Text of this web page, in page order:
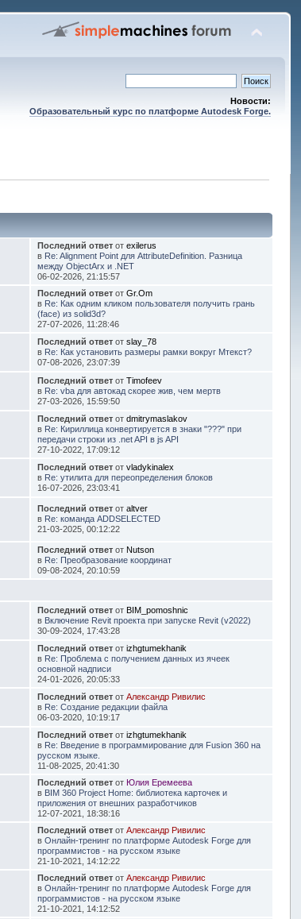
Новости:
Образовательный курс по платформе Autodesk Forge.
Последний ответот exilerus
в Re: Alignment Point для AttributeDefinition. Разница
между ObjectArx и .NET
06-02-2026, 21:15:57
Последний ответот Gr.Om
в Re: Как одним кликом пользователя получить грань
(face) из solid3d?
27-07-2026, 11:28:46
Последний ответот slay_78
в Re: Как установить размеры рамки вокруг Мтекст?
07-08-2026, 23:07:39
Последний ответот Timofeev
в Re: vba для автокад скорее жив, чем мертв
27-03-2026, 15:59:50
Последний ответот dmitrymaslakov
в Re: Кириллица конвертируется в знаки "???" при
передачи строки из .net API в js API
27-10-2022, 17:09:12
Последний ответот vladykinalex
в Re: утилита для переопределения блоков
16-07-2026, 23:03:41
Последний ответот altver
в Re: команда ADDSELECTED
21-03-2025, 00:12:22
Последний ответот Nutson
в Re: Преобразование координат
09-08-2024, 20:10:59
Последний ответот BIM_pomoshnic
в Включение Revit проекта при запуске Revit (v2022)
30-09-2024, 17:43:28
Последний ответот izhgtumekhanik
в Re: Проблема с получением данных из ячеек
основной надписи
24-01-2026, 20:05:33
Последний ответот Александр Ривилис
в Re: Создание редакции файла
06-03-2020, 10:19:17
Последний ответот izhgtumekhanik
в Re: Введение в программирование для Fusion 360 на
русском языке.
11-08-2025, 20:41:30
Последний ответот Юлия Еремеева
в BIM 360 Project Home: библиотека карточек и
приложения от внешних разработчиков
12-07-2021, 18:38:16
Последний ответот Александр Ривилис
в Онлайн-тренинг по платформе Autodesk Forge для
программистов - на русском языке
21-10-2021, 14:12:22
Последний ответот Александр Ривилис
в Онлайн-тренинг по платформе Autodesk Forge для
программистов - на русском языке
21-10-2021, 14:12:52